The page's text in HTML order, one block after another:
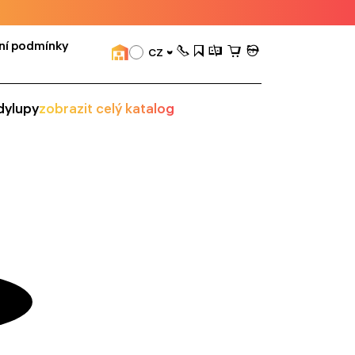
podmínky
CZ
lupyzobrazit celý katalog